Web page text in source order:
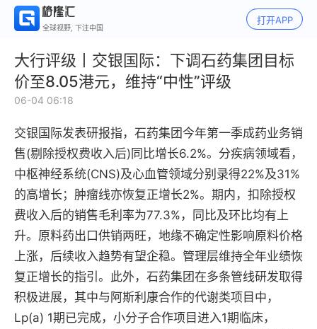
全球视野, 下注中国
打开APP
大行评级丨交银国际：下调石药集团目标
价至8.05港元，维持“中性”评级
06-04 06:18
交银国际发表研报指，石药集团今年第一季成药业务销
售(剔除授权费收入后)同比增长6.2%。分疾病领域看，
中枢神经系统(CNS)及心血管领域分别录得22%及31%
的高增长；肿瘤线亦恢复正增长2%。期内，扣除授权
费收入后的销售毛利率为77.3%，同比及环比均有上
升。原料药出口供销两旺，地缘不确定性影响原料价格
上涨，后续收入趋势有望企稳。管理层维持全年业绩恢
复正增长的指引。此外，石药集团在多条管线研发取得
积极进展，其中与阿斯利康合作的代谢类项目中，
Lp(a) 1期已完成，小分子合作项目进入1期临床，